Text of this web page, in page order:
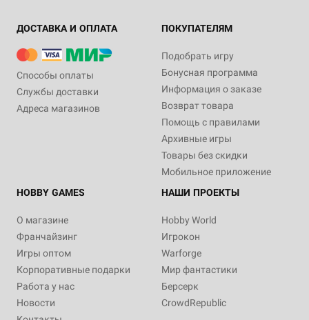
ДОСТАВКА И ОПЛАТА
Способы оплаты
Службы доставки
Адреса магазинов
ПОКУПАТЕЛЯМ
Подобрать игру
Бонусная программа
Информация о заказе
Возврат товара
Помощь с правилами
Архивные игры
Товары без скидки
Мобильное приложение
HOBBY GAMES
О магазине
Франчайзинг
Игры оптом
Корпоративные подарки
Работа у нас
Новости
НАШИ ПРОЕКТЫ
Hobby World
Игрокон
Warforge
Мир фантастики
Берсерк
CrowdRepublic